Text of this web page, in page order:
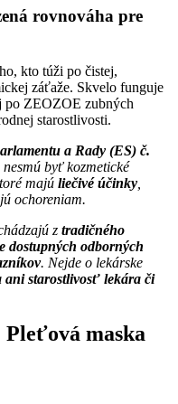
rovnováha pre
kto túži po čistej,
záťaže. Skvelo funguje
po ZEOZOE zubných
starostlivosti.
a Rady (ES) č.
nesmú byť kozmetické
majú liečivé účinky
ochoreniam.
z tradičného
dostupných odborných
. Nejde o lekárske
ani starostlivosť lekára či
maska